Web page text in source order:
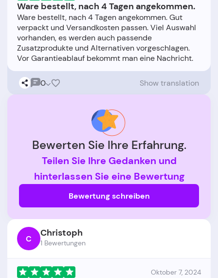
Ware bestellt, nach 4 Tagen angekommen.
Ware bestellt, nach 4 Tagen angekommen. Gut
verpackt und Versandkosten passen. Viel Auswahl
vorhanden, es werden auch passende
Zusatzprodukte und Alternativen vorgeschlagen.
0 Show translation
Bewerten Sie Ihre Erfahrung.
Teilen Sie Ihre Gedanken und
hinterlassen Sie eine Bewertung
Bewertung schreiben
C Christoph
1 Bewertungen
Oktober 7, 2024